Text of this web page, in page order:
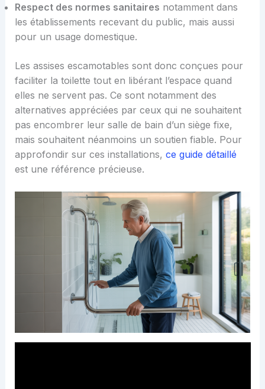
Respect des normes sanitaires notamment dans
les établissements recevant du public, mais aussi
pour un usage domestique.
Les assises escamotables sont donc conçues pour
faciliter la toilette tout en libérant l’espace quand
elles ne servent pas. Ce sont notamment des
alternatives appréciées par ceux qui ne souhaitent
pas encombrer leur salle de bain d’un siège fixe,
mais souhaitent néanmoins un soutien fiable. Pour
approfondir sur ces installations, ce guide détaillé
est une référence précieuse.